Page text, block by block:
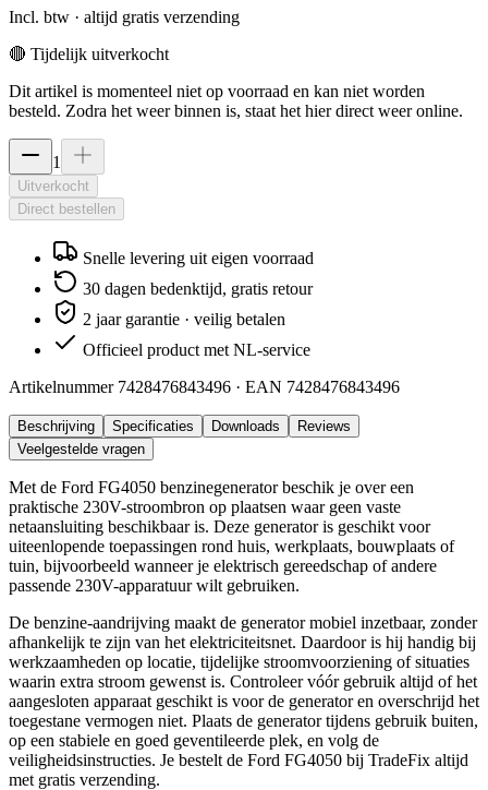
Incl. btw · altijd gratis verzending
🔴 Tijdelijk uitverkocht
Dit artikel is momenteel niet op voorraad en kan niet worden
besteld. Zodra het weer binnen is, staat het hier direct weer online.
1
Uitverkocht
Direct bestellen
Snelle levering uit eigen voorraad
30 dagen bedenktijd, gratis retour
2 jaar garantie · veilig betalen
Officieel product met NL-service
Artikelnummer 7428476843496 · EAN 7428476843496
Beschrijving Specificaties Downloads
Reviews
Veelgestelde vragen
Met de Ford FG4050 benzinegenerator beschik je over een
praktische 230V-stroombron op plaatsen waar geen vaste
netaansluiting beschikbaar is. Deze generator is geschikt voor
uiteenlopende toepassingen rond huis, werkplaats, bouwplaats of
tuin, bijvoorbeeld wanneer je elektrisch gereedschap of andere
passende 230V-apparatuur wilt gebruiken.
De benzine-aandrijving maakt de generator mobiel inzetbaar, zonder
afhankelijk te zijn van het elektriciteitsnet. Daardoor is hij handig bij
werkzaamheden op locatie, tijdelijke stroomvoorziening of situaties
waarin extra stroom gewenst is. Controleer vóór gebruik altijd of het
aangesloten apparaat geschikt is voor de generator en overschrijd het
toegestane vermogen niet. Plaats de generator tijdens gebruik buiten,
op een stabiele en goed geventileerde plek, en volg de
veiligheidsinstructies. Je bestelt de Ford FG4050 bij TradeFix altijd
met gratis verzending.